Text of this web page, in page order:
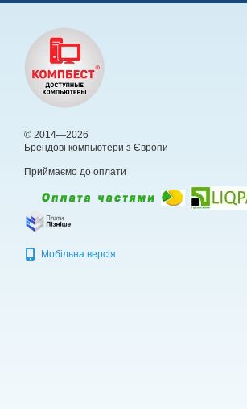
© 2014—2026
Брендові компьютери з Європи
Приймаємо до оплати
Мобільна версія